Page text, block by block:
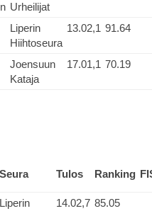
Urheilijat
Liperin
Hiihtoseura
13.02,1 91.64
Joensuun
Kataja
17.01,1 70.19
Seura Tulos Ranking
Liperin
14.02,7 85.05